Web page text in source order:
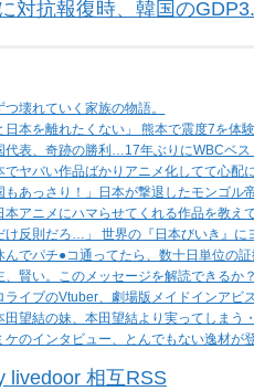
対抗報復時、韓国の
壊れていく家族の物語。
日本を離れたくない」 熊本で震度7を体
代表、奇跡の勝利…17年ぶりにWBCベ
でヤバい作品ばかりアニメ化してて心配
もあっさり！」日本が撃退したモンゴル
本アニメにハマらせてくれる作品を教えて
け反則だろ…」 世界の『日本びいき』に
んでパチ●コ通ってたら、数十日単位の
、賢い。このメッセージを解読できるか
ライブのVtuber、劇場版メイドインアビ
田望結の妹、本田望結より実ってしまう
ケのインタビュー、とんでもない逸材が
livedoor 相互RSS